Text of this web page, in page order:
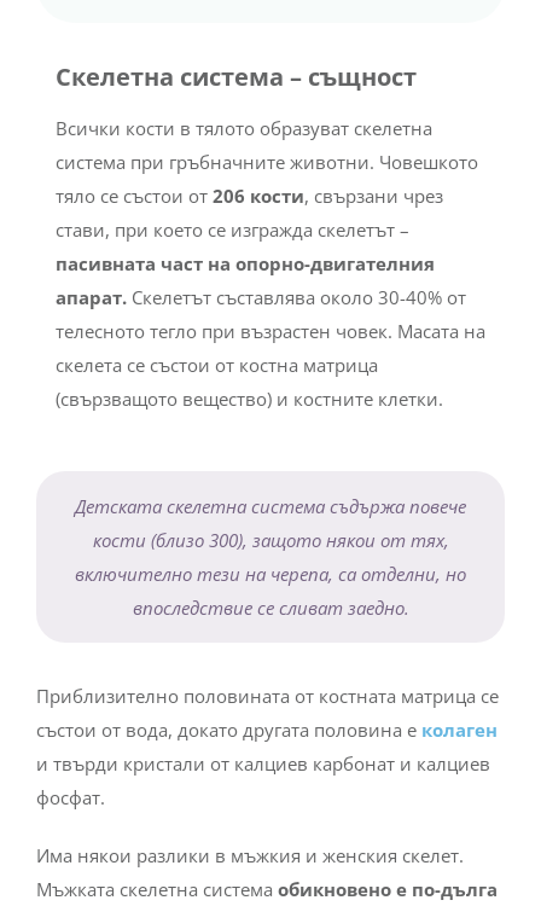
Скелетна система – същност
Всички кости в тялото образуват скелетна
система при гръбначните животни. Човешкото
тяло се състои от 206 кости, свързани чрез
стави, при което се изгражда скелетът –
пасивната част на опорно-двигателния
апарат. Скелетът съставлява около 30-40% от
телесното тегло при възрастен човек. Масата на
скелета се състои от костна матрица
(свързващото вещество) и костните клетки.
Детската скелетна система съдържа повече
кости (близо 300), защото някои от тях,
включително тези на черепа, са отделни, но
впоследствие се сливат заедно.
Приблизително половината от костната матрица се
състои от вода, докато другата половина е колаген
и твърди кристали от калциев карбонат и калциев
фосфат.
Има някои разлики в мъжкия и женския скелет.
Мъжката скелетна система обикновено е по-дълга